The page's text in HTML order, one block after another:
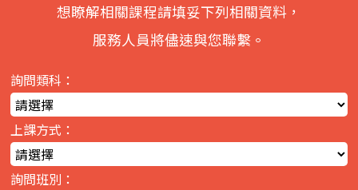
想瞭解相關課程請填妥下列相關資料，
服務人員將儘速與您聯繫。
詢問類科：
上課方式：
詢問班別：